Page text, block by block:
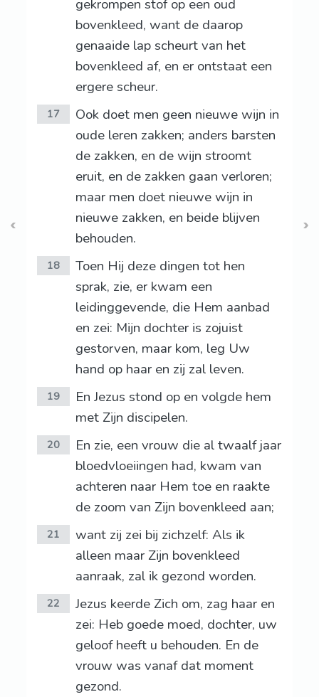
gekrompen stof op een oud
bovenkleed, want de daarop
genaaide lap scheurt van het
bovenkleed af, en er ontstaat een
ergere scheur.
17
Ook doet men geen nieuwe wijn in
oude leren zakken; anders barsten
de zakken, en de wijn stroomt
eruit, en de zakken gaan verloren;
maar men doet nieuwe wijn in
nieuwe zakken, en beide blijven
behouden.
18
Toen Hij deze dingen tot hen
sprak, zie, er kwam een
leidinggevende, die Hem aanbad
en zei: Mijn dochter is zojuist
gestorven, maar kom, leg Uw
hand op haar en zij zal leven.
19
En Jezus stond op en volgde hem
met Zijn discipelen.
20
En zie, een vrouw die al twaalf jaar
bloedvloeiingen had, kwam van
achteren naar Hem toe en raakte
de zoom van Zijn bovenkleed aan;
21
want zij zei bij zichzelf: Als ik
alleen maar Zijn bovenkleed
aanraak, zal ik gezond worden.
22
Jezus keerde Zich om, zag haar en
zei: Heb goede moed, dochter, uw
geloof heeft u behouden. En de
vrouw was vanaf dat moment
gezond.